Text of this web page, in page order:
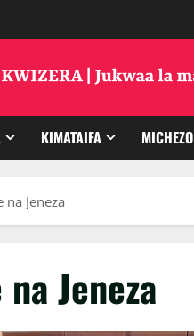
KIMATAIFA MICHEZO
na Jeneza
Jeneza